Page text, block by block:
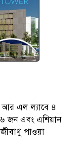
আর এল ল্যাবে ৪
জন এবং এশিয়ান
পাওয়া